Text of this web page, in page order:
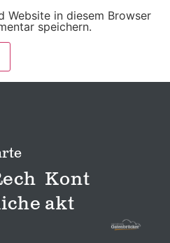
Website in diesem Browser
speichern.
Kont
akt